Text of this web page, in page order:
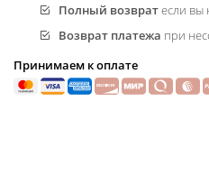
Полный возвратесли вы
Возврат платежа при
Принимаем к оплате